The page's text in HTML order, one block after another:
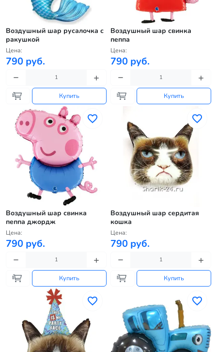
Воздушный шар русалочка с
ракушкой
Цена:
790 руб.
Купить
Воздушный шар свинка
пеппа
Цена:
790 руб.
Купить
Воздушный шар свинка
пеппа джордж
Цена:
790 руб.
Купить
Воздушный шар сердитая
кошка
Цена:
790 руб.
Купить